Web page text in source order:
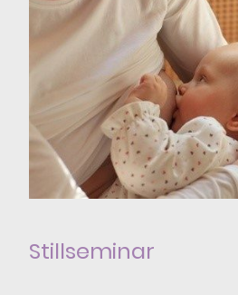
Stillseminar